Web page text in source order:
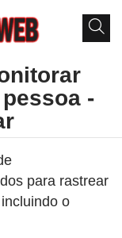
-
para rastrear
o